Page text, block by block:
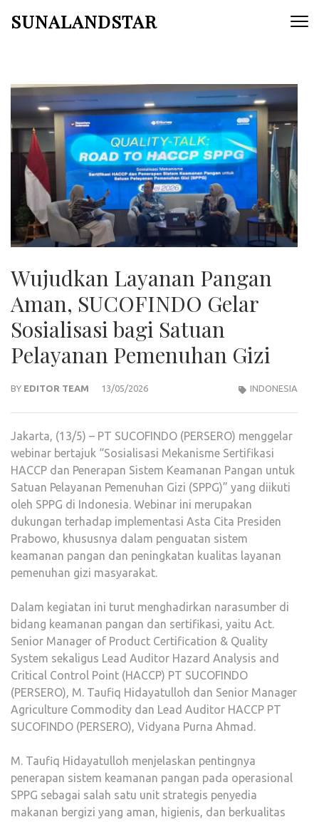
SUNALANDSTAR
Wujudkan Layanan Pangan
Aman, SUCOFINDO Gelar
Sosialisasi bagi Satuan
Pelayanan Pemenuhan Gizi
BY EDITOR TEAM 13/05/2026 INDONESIA
Jakarta, (13/5) – PT SUCOFINDO (PERSERO) menggelar
webinar bertajuk “Sosialisasi Mekanisme Sertifikasi
HACCP dan Penerapan Sistem Keamanan Pangan untuk
Satuan Pelayanan Pemenuhan Gizi (SPPG)” yang diikuti
oleh SPPG di Indonesia. Webinar ini merupakan
dukungan terhadap implementasi Asta Cita Presiden
Prabowo, khususnya dalam penguatan sistem
keamanan pangan dan peningkatan kualitas layanan
pemenuhan gizi masyarakat.
Dalam kegiatan ini turut menghadirkan narasumber di
bidang keamanan pangan dan sertifikasi, yaitu Act.
Senior Manager of Product Certification & Quality
System sekaligus Lead Auditor Hazard Analysis and
Critical Control Point (HACCP) PT SUCOFINDO
(PERSERO), M. Taufiq Hidayatulloh dan Senior Manager
Agriculture Commodity dan Lead Auditor HACCP PT
SUCOFINDO (PERSERO), Vidyana Purna Ahmad.
M. Taufiq Hidayatulloh menjelaskan pentingnya
penerapan sistem keamanan pangan pada operasional
SPPG sebagai salah satu unit strategis penyedia
makanan bergizi yang aman, higienis, dan berkualitas